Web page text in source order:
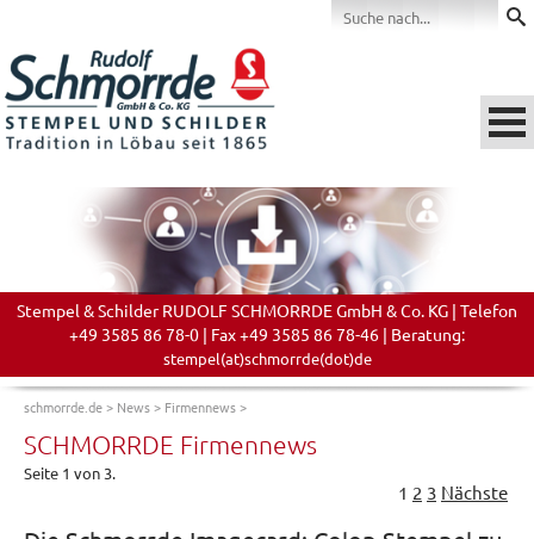
Stempel & Schilder RUDOLF SCHMORRDE GmbH & Co. KG | Telefon
+49 3585 86 78-0 | Fax +49 3585 86 78-46 | Beratung:
stempel(at)schmorrde(dot)de
schmorrde.de> News> Firmennews>
SCHMORRDE Firmennews
Seite 1 von 3.
1 2 3 Nächste